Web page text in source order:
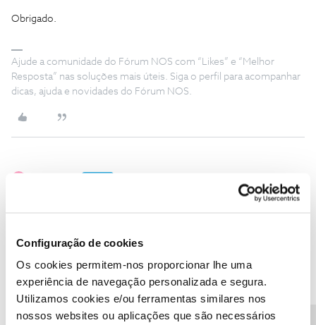
Configuração de cookies
Os cookies permitem-nos proporcionar lhe uma
experiência de navegação personalizada e segura.
Utilizamos cookies e/ou ferramentas similares nos
nossos websites ou aplicações que são necessários
Obrigado.
Ajude a comunidade do Fórum NOS com “Likes” e “Melhor
Resposta” nas soluções mais úteis. Siga o perfil para acompanhar
dicas, ajuda e novidades do Fórum NOS.